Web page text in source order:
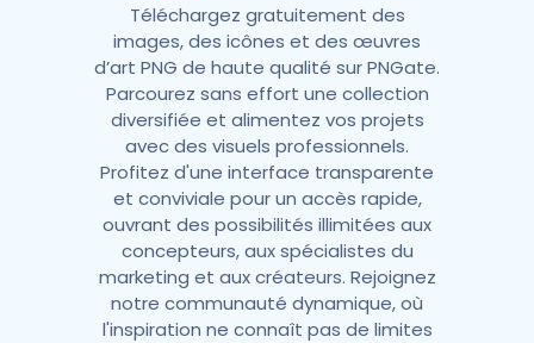
Téléchargez gratuitement des
images, des icônes et des œuvres
d’art PNG de haute qualité sur PNGate.
Parcourez sans effort une collection
diversifiée et alimentez vos projets
avec des visuels professionnels.
Profitez d'une interface transparente
et conviviale pour un accès rapide,
ouvrant des possibilités illimitées aux
concepteurs, aux spécialistes du
marketing et aux créateurs. Rejoignez
notre communauté dynamique, où
l'inspiration ne connaît pas de limites